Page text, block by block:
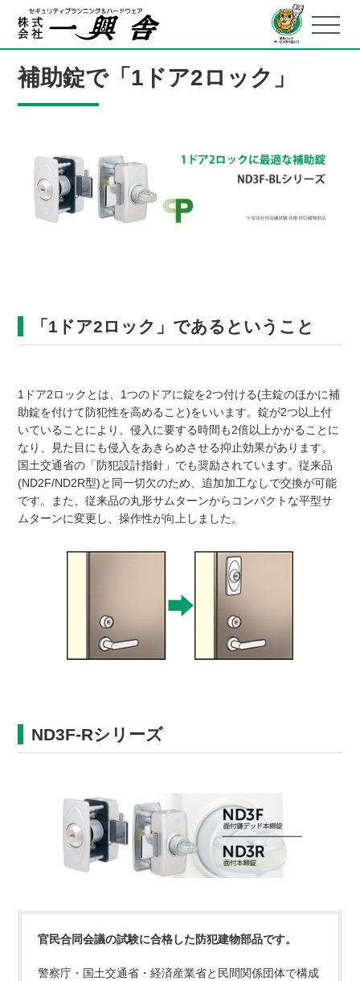
補助錠で「1ドア2ロック」
「1ドア2ロック」であるということ
1ドア2ロックとは、1つのドアに錠を2つ付ける(主錠のほかに補
助錠を付けて防犯性を高めること)をいいます。錠が2つ以上付
いていることにより、侵入に要する時間も2倍以上かかることに
なり、見た目にも侵入をあきらめさせる抑止効果があります。
国土交通省の「防犯設計指針」でも奨励されています。従来品
(ND2F/ND2R型)と同一切欠のため、追加加工なしで交換が可能
です。また、従来品の丸形サムターンからコンパクトな平型サ
ムターンに変更し、操作性が向上しました。
ND3F-Rシリーズ
官民合同会議の試験に合格した防犯建物部品です。
警察庁・国土交通省・経済産業省と民間関係団体で構成